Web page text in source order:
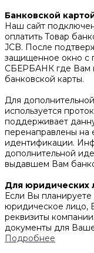
Банковской
Наш сайт
оплатить Товар
JCB. После
защищенное окно с
СБЕРБАНК где Вам
банковской карты.
Для
используется
поддерживает
перенаправлены на
идентификации.
дополнительной
выдавшем Вам
Для юридических
Если Вы планируете
юридическое лицо,
реквизиты
документы для
Подробнее